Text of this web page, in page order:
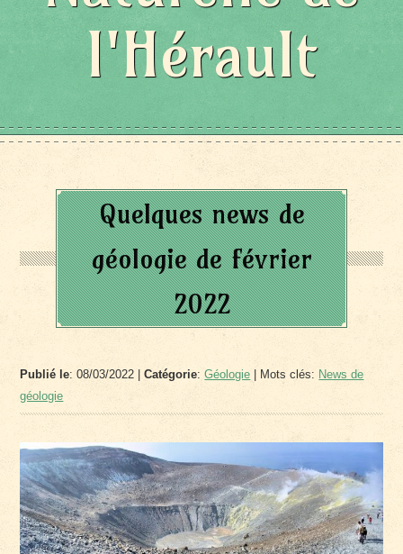
l'Hérault
Quelques news de
géologie de février
2022
Publié le: 08/03/2022 |Catégorie:Géologie | Mots clés: News de
géologie